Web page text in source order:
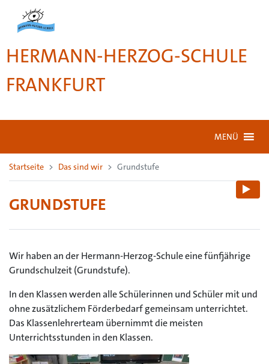
HERMANN-HERZOG-SCHULE
FRANKFURT
MENÜ
Startseite Das sind wir Grundstufe
GRUNDSTUFE
Wir haben an der Hermann-Herzog-Schule eine fünfjährige
Grundschulzeit (Grundstufe).
In den Klassen werden alle Schülerinnen und Schüler mit und
ohne zusätzlichem Förderbedarf gemeinsam unterrichtet.
Das Klassenlehrerteam übernimmt die meisten
Unterrichtsstunden in den Klassen.